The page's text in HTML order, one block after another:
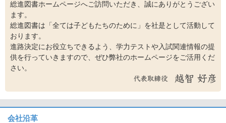
総進図書ホームページへご訪問いただき、誠にありがとうござい
ます。
総進図書は「全ては子どもたちのために」を社是として活動して
おります。
進路決定にお役立ちできるよう、学力テストや入試関連情報の提
供を行っていきますので、ぜひ弊社のホームページをご活用くだ
さい。
会社沿革